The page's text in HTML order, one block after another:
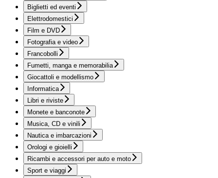
Biglietti ed eventi
Elettrodomestici
Film e DVD
Fotografia e video
Francobolli
Fumetti, manga e memorabilia
Giocattoli e modellismo
Informatica
Libri e riviste
Monete e banconote
Musica, CD e vinili
Nautica e imbarcazioni
Orologi e gioielli
Ricambi e accessori per auto e moto
Sport e viaggi